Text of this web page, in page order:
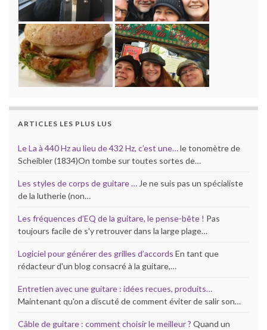
ARTICLES LES PLUS LUS
Le La à 440 Hz au lieu de 432 Hz, c’est une…le tonomètre de
Scheibler (1834)On tombe sur toutes sortes de…
Les styles de corps de guitare … Je ne suis pas un spécialiste
de la lutherie (non…
Les fréquences d’EQ de la guitare, le pense-bête ! Pas
toujours facile de s'y retrouver dans la large plage…
Logiciel pour générer des grilles d’accords En tant que
rédacteur d'un blog consacré à la guitare,…
Entretien avec une guitare : idées recues, produits…
Maintenant qu'on a discuté de comment éviter de salir son…
Câble de guitare : comment choisir le meilleur ? Quand un